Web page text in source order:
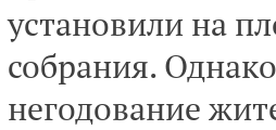
установили на
собрания.
негодование